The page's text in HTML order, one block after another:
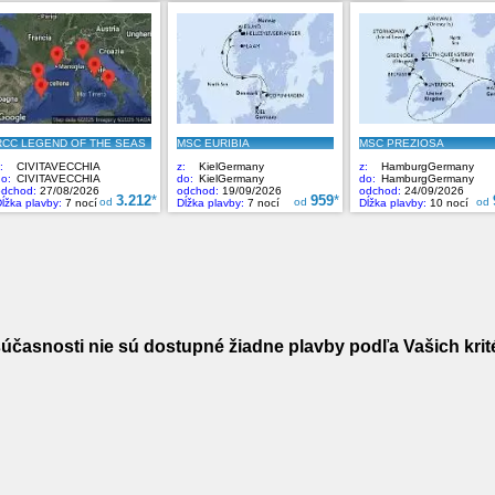
nie sú dostupné žiadne plavby podľa Vašich